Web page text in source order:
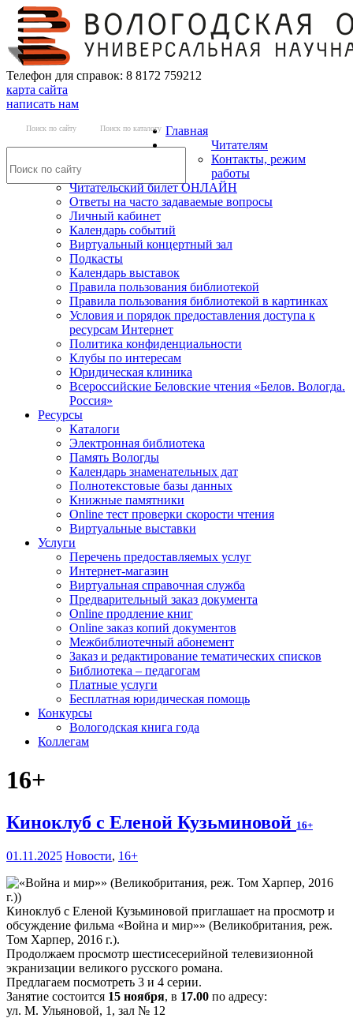
Телефон для справок: 8 8172 759212
карта сайта
написать нам
Поиск по сайту Поиск по каталогу Главная
Читателям
Контакты, режим
работы
Читательский билет ОНЛАЙН
Ответы на часто задаваемые вопросы
Личный кабинет
Календарь событий
Виртуальный концертный зал
Подкасты
Календарь выставок
Правила пользования библиотекой
Правила пользования библиотекой в картинках
Условия и порядок предоставления доступа к
ресурсам Интернет
Политика конфиденциальности
Клубы по интересам
Юридическая клиника
Всероссийские Беловские чтения «Белов. Вологда.
Россия»
Ресурсы
Каталоги
Электронная библиотека
Память Вологды
Календарь знаменательных дат
Полнотекстовые базы данных
Книжные памятники
Online тест проверки скорости чтения
Виртуальные выставки
Услуги
Перечень предоставляемых услуг
Интернет-магазин
Виртуальная справочная служба
Предварительный заказ документа
Online продление книг
Online заказ копий документов
Межбиблиотечный абонемент
Заказ и редактирование тематических списков
Библиотека – педагогам
Платные услуги
Бесплатная юридическая помощь
Конкурсы
Вологодская книга года
Коллегам
16+
Киноклуб с Еленой Кузьминовой 16+
01.11.2025 Новости, 16+
Киноклуб с Еленой Кузьминовой приглашает на просмотр и
обсуждение фильма «Война и мир»» (Великобритания, реж.
Том Харпер, 2016 г.).
Продолжаем просмотр шестисесерийной телевизионной
экранизации великого русского романа.
Предлагаем посмотреть 3 и 4 серии.
Занятие состоится 15 ноября, в 17.00 по адресу:
ул. М. Ульяновой, 1, зал № 12